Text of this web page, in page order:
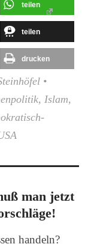
teilen
teilen
drucken
•
, Islam,
man jetzt
handeln?